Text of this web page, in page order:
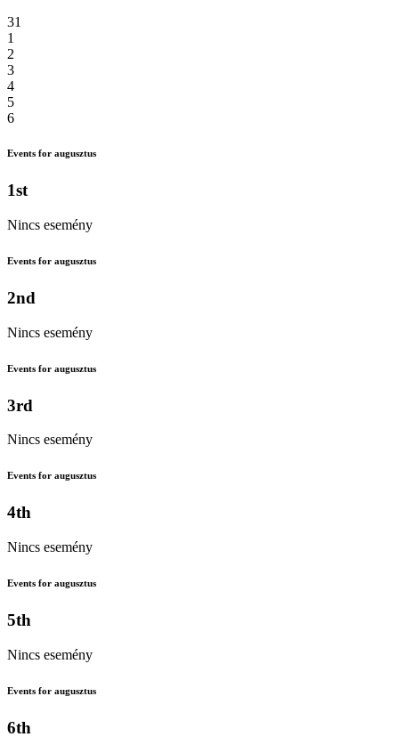
31
1
2
3
4
5
6
Events for augusztus
1st
Nincs esemény
Events for augusztus
2nd
Nincs esemény
Events for augusztus
3rd
Nincs esemény
Events for augusztus
4th
Nincs esemény
Events for augusztus
5th
Nincs esemény
Events for augusztus
6th